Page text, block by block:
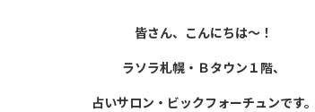
皆さん、こんにちは～！
ラソラ札幌・Ｂタウン１階、
占いサロン・ビックフォーチュンです。